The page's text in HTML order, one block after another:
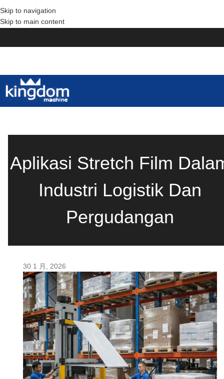
Skip to navigation
Skip to main content
Aplikasi Stretch Film
Industri Logistik Dan
Pergudangan
30 1 月, 2026